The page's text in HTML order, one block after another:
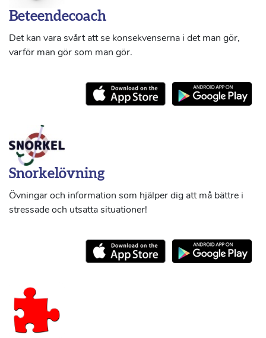
Beteendecoach
Det kan vara svårt att se konsekvenserna i det man gör,
varför man gör som man gör.
Snorkelövning
Övningar och information som hjälper dig att må bättre i
stressade och utsatta situationer!